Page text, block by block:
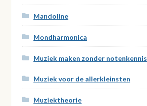
Mandoline
Mondharmonica
Muziek maken zonder notenkennis
Muziek voor de allerkleinsten
Muziektheorie